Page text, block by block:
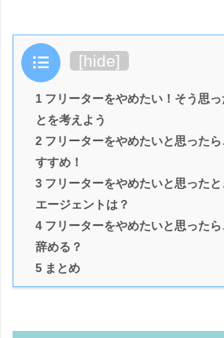
目次 [hide]
1 フリーターをやめたい！そう思
とを考えよう
2 フリーターをやめたいと思った
すすめ！
3 フリーターをやめたいと思った
エージェントは？
4 フリーターをやめたいと思った
辞める？
5 まとめ